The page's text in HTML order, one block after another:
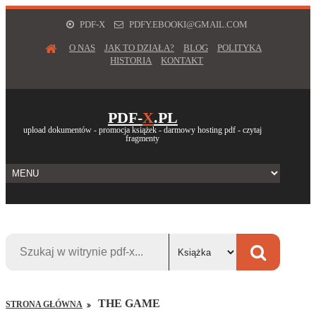
PDF-X PDFY.EBOOKI@GMAIL.COM
O NAS JAK TO DZIAŁA? BLOG
POLITYKA
HISTORIA
KONTAKT
PDF-X.PL
upload dokumentów - promocja książek - darmowy hosting pdf - czytaj
fragmenty
STRONA GŁÓWNA THE GAME